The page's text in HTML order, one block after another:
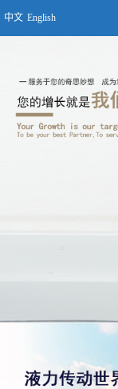
中文 English